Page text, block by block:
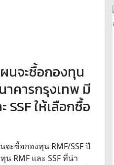
นจะซื้อกองทุน
าคารกรุงเทพ มี
SSF ให้เลือกซื้อ
ะซื้อกองทุน RMF/SSF ปี
RMF และ SSF ที่น่า